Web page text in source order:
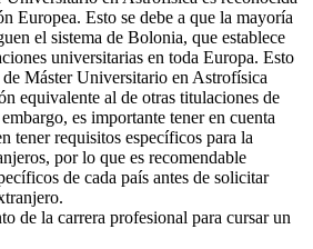
Europea. Esto se debe a que la mayoría
el sistema de Bolonia, que establece
universitarias en toda Europa. Esto
Máster Universitario en Astrofísica
equivalente al de otras titulaciones de
es importante tener en cuenta
tener requisitos específicos para la
por lo que es recomendable
de cada país antes de solicitar
de la carrera profesional para cursar un